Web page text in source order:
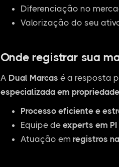
Diferenciação no
Valorização do seu
Onde registrar sua
A Dual Marcas é a resposta
especializada em
Processo eficiente e
Equipe de experts em PI
Atuação em registros